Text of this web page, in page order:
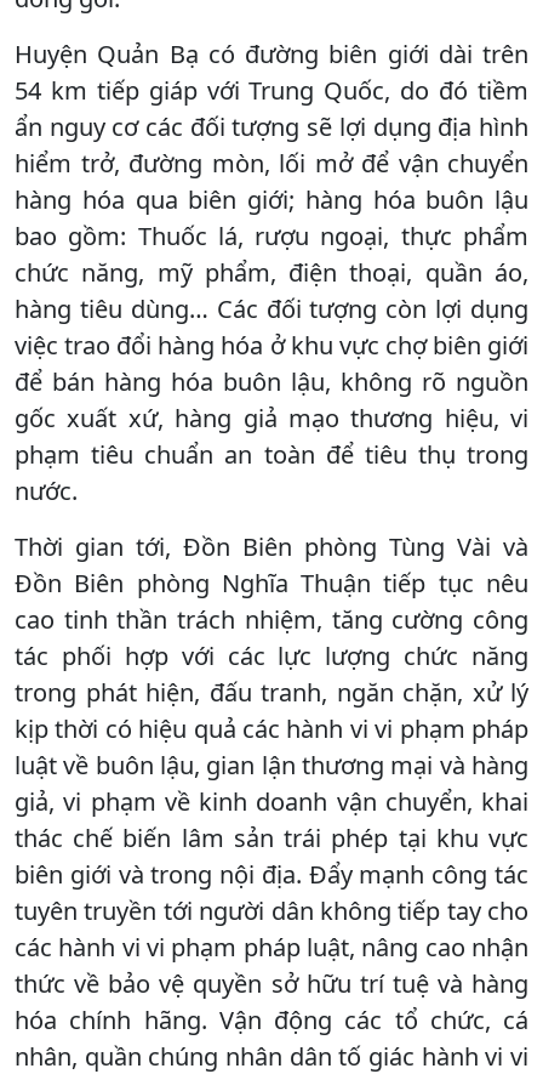
Huyện Quản Bạ có đường biên giới dài trên
54 km tiếp giáp với Trung Quốc, do đó tiềm
ẩn nguy cơ các đối tượng sẽ lợi dụng địa hình
hiểm trở, đường mòn, lối mở để vận chuyển
hàng hóa qua biên giới; hàng hóa buôn lậu
bao gồm: Thuốc lá, rượu ngoại, thực phẩm
chức năng, mỹ phẩm, điện thoại, quần áo,
hàng tiêu dùng… Các đối tượng còn lợi dụng
việc trao đổi hàng hóa ở khu vực chợ biên giới
để bán hàng hóa buôn lậu, không rõ nguồn
gốc xuất xứ, hàng giả mạo thương hiệu, vi
phạm tiêu chuẩn an toàn để tiêu thụ trong
nước.
Thời gian tới, Đồn Biên phòng Tùng Vài và
Đồn Biên phòng Nghĩa Thuận tiếp tục nêu
cao tinh thần trách nhiệm, tăng cường công
tác phối hợp với các lực lượng chức năng
trong phát hiện, đấu tranh, ngăn chặn, xử lý
kịp thời có hiệu quả các hành vi vi phạm pháp
luật về buôn lậu, gian lận thương mại và hàng
giả, vi phạm về kinh doanh vận chuyển, khai
thác chế biến lâm sản trái phép tại khu vực
biên giới và trong nội địa. Đẩy mạnh công tác
tuyên truyền tới người dân không tiếp tay cho
các hành vi vi phạm pháp luật, nâng cao nhận
thức về bảo vệ quyền sở hữu trí tuệ và hàng
hóa chính hãng. Vận động các tổ chức, cá
nhân, quần chúng nhân dân tố giác hành vi vi